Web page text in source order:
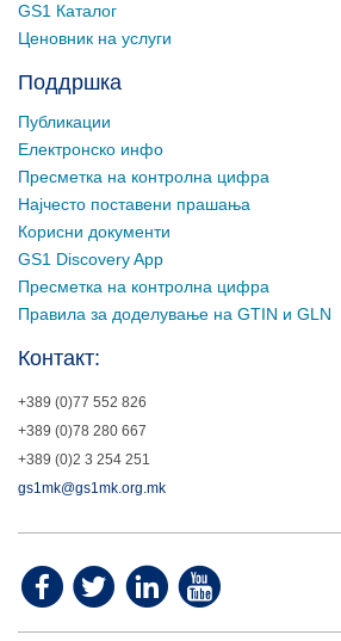
GS1 Каталог
Ценовник на услуги
Поддршка
Публикации
Електронско инфо
Пресметка на контролна цифра
Најчесто поставени прашања
Корисни документи
GS1 Discovery App
Пресметка на контролна цифра
Правила за доделување на GTIN и GLN
Контакт:
+389 (0)77 552 826
+389 (0)78 280 667
+389 (0)2 3 254 251
gs1mk@gs1mk.org.mk